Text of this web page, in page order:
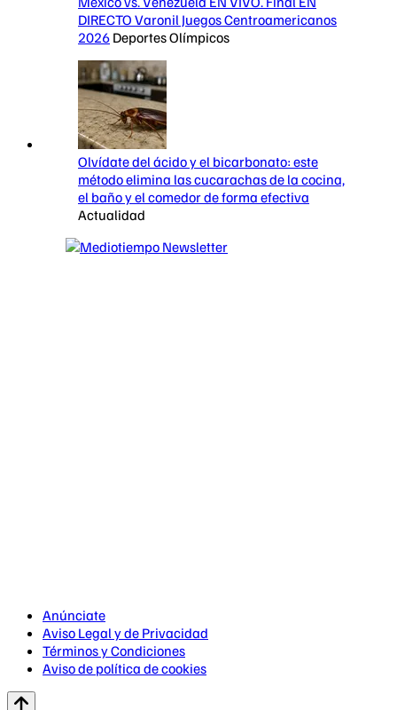
DIRECTO Varonil Juegos Centroamericanos
2026 Deportes Olímpicos
Olvídate del ácido y el bicarbonato: este
método elimina las cucarachas de la cocina,
el baño y el comedor de forma efectiva
Actualidad
Anúnciate
Aviso Legal y de Privacidad
Términos y Condiciones
Aviso de política de cookies